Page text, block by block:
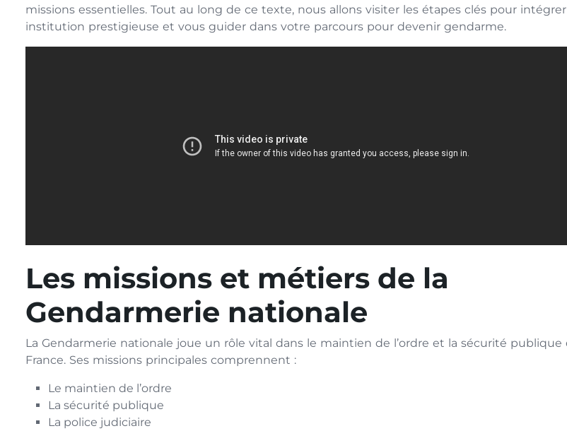
missions essentielles. Tout au long de ce texte, nous allons visiter les étapes clés pour
institution prestigieuse et vous guider dans votre parcours pour devenir gendarme.
Les missions et métiers de la
Gendarmerie nationale
La Gendarmerie nationale joue un rôle vital dans le maintien de l’ordre et la sécurité publique
France. Ses missions principales comprennent :
Le maintien de l’ordre
La sécurité publique
La police judiciaire